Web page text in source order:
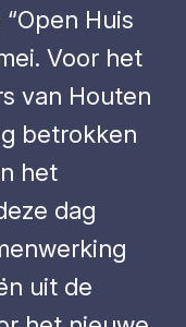
Huis
Voor het
van Houten
betrokken
het
dag
uit de